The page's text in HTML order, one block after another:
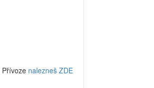
Přívoze nalezneš ZDE